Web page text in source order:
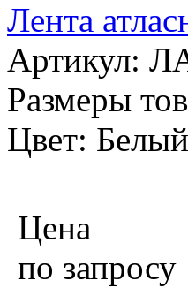
Лента
Артикул:
Размеры
Цвет: Белый
Цена
по запросу